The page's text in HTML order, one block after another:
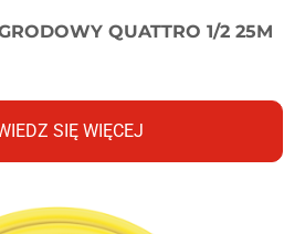
QUATTRO 1/2 25M
SIĘ WIĘCEJ